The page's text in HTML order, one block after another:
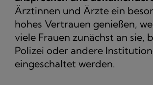
Ärztinnen und Ärzte ein
hohes Vertrauen genießen,
viele Frauen zunächst an sie,
Polizei oder andere
eingeschaltet werden.